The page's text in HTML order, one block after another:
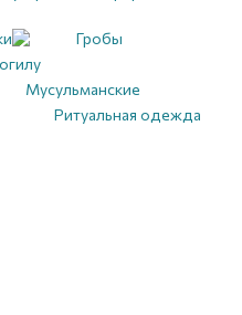
Гробы
Мусульманские
Ритуальная одежда